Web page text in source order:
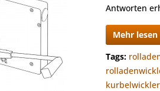
Antworten
Mehr lesen
Tags: